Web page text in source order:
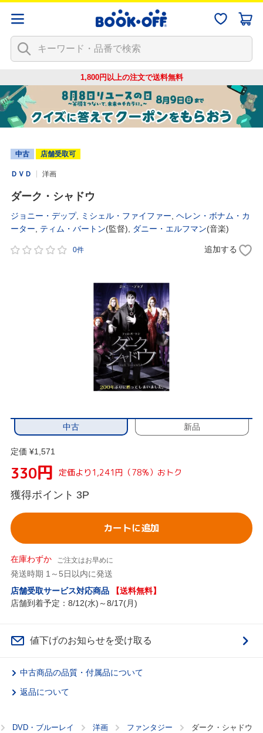
1,800円以上の注文で送料無料
中古 店舗受取可
ＤＶＤ 洋画
ダーク・シャドウ
ジョニー・デップ, ミシェル・ファイファー ヘレン・ボナム・カ
ーター
ティム・バートン(監督), ダニー・エルフマン(音楽)
0件 追加する
中古 新品
定価 ¥1,571
330円 定価より1,241円（78%）おトク
獲得ポイント 3P
カートに追加
在庫わずか ご注文はお早めに
発送時期 1～5日以内に発送
店舗受取サービス対応商品
【送料無料】
店舗到着予定：8/12(水)～8/17(月)
値下げのお知らせを受け取る
中古商品の品質・付属品について
返品について
DVD・ブルーレイ 洋画 ファンタジー ダーク・シャドウ